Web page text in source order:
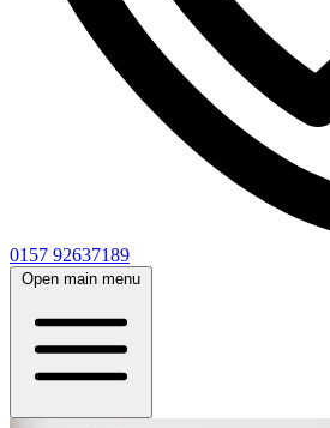
0157 92637189
Open main menu